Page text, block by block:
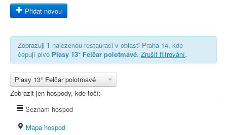
Přidat novou
Zobrazuji 1 nalezenou restauraci v oblasti Praha 14, kde
čepují pivo Plasy 13° Felčar polotmavé. Zrušit filtrování.
Plasy 13° Felčar polotmavé
Zobrazit jen hospody, kde točí:
Seznam hospod
Mapa hospod